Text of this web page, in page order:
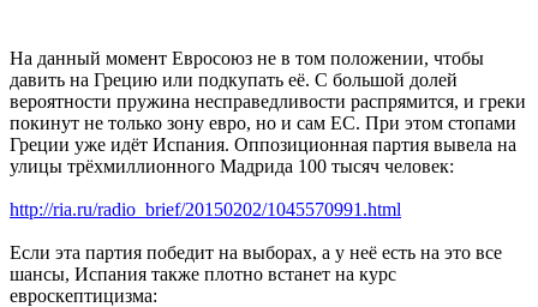
На данный момент Евросоюз не в том положении, чтобы
давить на Грецию или подкупать её. С большой долей
вероятности пружина несправедливости распрямится, и греки
покинут не только зону евро, но и сам ЕС. При этом стопами
Греции уже идёт Испания. Оппозиционная партия вывела на
улицы трёхмиллионного Мадрида 100 тысяч человек:
http://ria.ru/radio_brief/20150202/1045570991.html
Если эта партия победит на выборах, а у неё есть на это все
шансы, Испания также плотно встанет на курс
евроскептицизма: